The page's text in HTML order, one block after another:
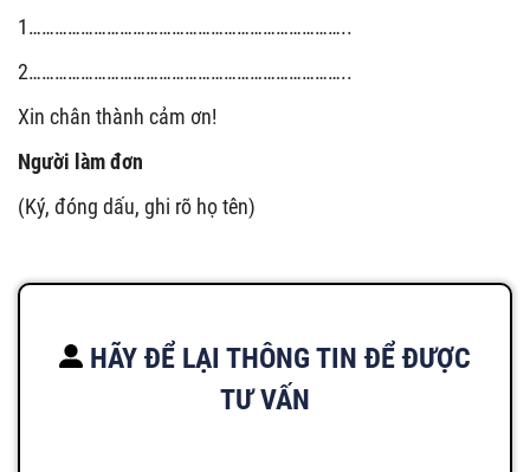
1………………………………………………………………..
2………………………………………………………………..
Xin chân thành cảm ơn!
Người làm đơn
(Ký, đóng dấu, ghi rõ họ tên)
HÃY ĐỂ LẠI THÔNG TIN ĐỂ ĐƯỢC
TƯ VẤN